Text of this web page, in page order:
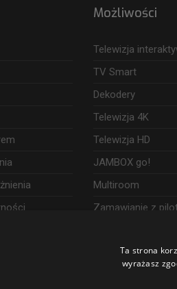
Możliwości
Telewizja
TV Smart
Dekodery
Telewizja 4K
Telewizja HD
JAMBOX go!
Multiroom
Zamawianie z
Ta strona
wyrażasz